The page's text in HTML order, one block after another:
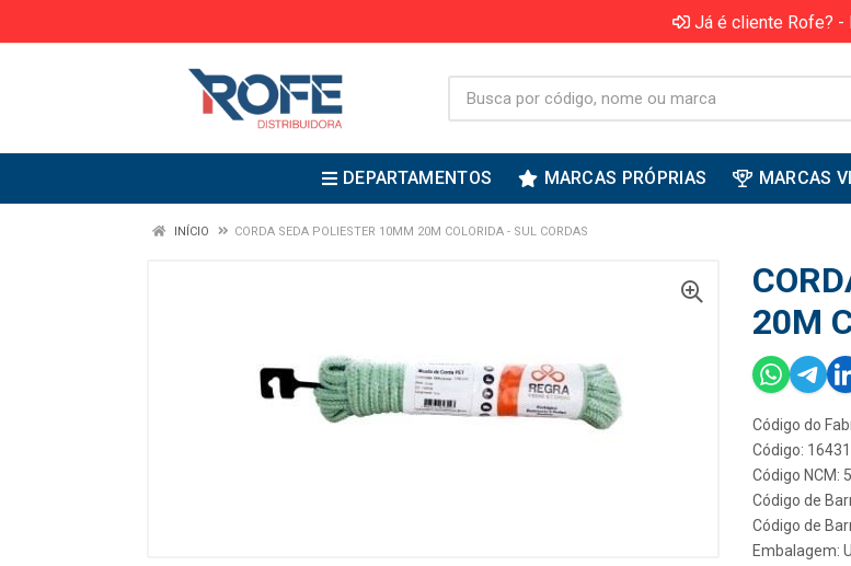
Já é cliente Rofe? -
DEPARTAMENTOS MARCAS PRÓPRIAS MARCAS
INÍCIO CORDA SEDA POLIESTER 10MM 20M COLORIDA - SUL CORDAS
20M
Código do
Código:
Código NCM:
Código de
Código de
Embalagem: